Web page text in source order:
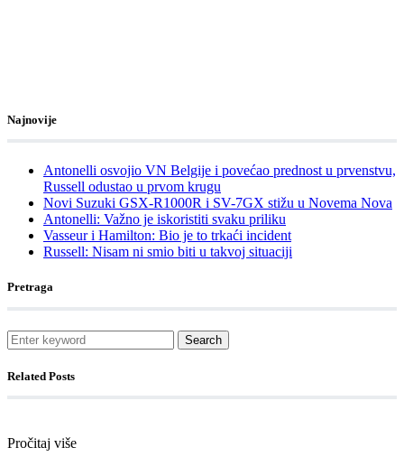
Najnovije
Antonelli osvojio VN Belgije i povećao prednost u prvenstvu,
Russell odustao u prvom krugu
Novi Suzuki GSX-R1000R i SV-7GX stižu u Novema Nova
Antonelli: Važno je iskoristiti svaku priliku
Vasseur i Hamilton: Bio je to trkaći incident
Russell: Nisam ni smio biti u takvoj situaciji
Pretraga
Search
Related Posts
Pročitaj više